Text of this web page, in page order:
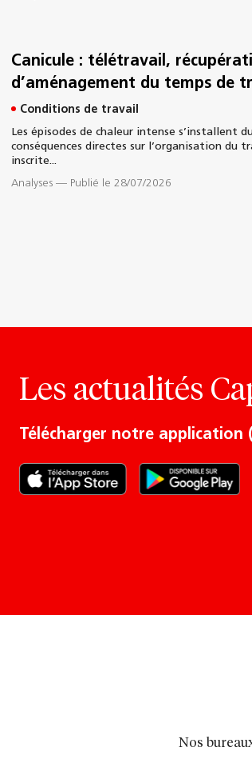
Canicule : télétravail,
d’aménagement du temps de
Conditions de travail
Les épisodes de chaleur intense s’installent
conséquences directes sur l’organisation du
inscrite...
Analyses — Publié le 28/07/2026
Les actualités
Télécharger notre application
Nos